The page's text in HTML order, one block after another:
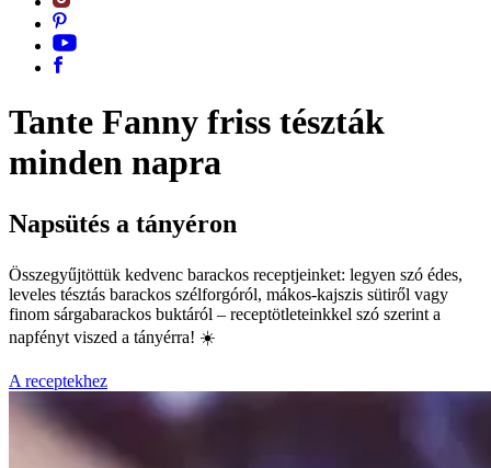
Tante Fanny friss tészták
minden napra
Napsütés a tányéron
Összegyűjtöttük kedvenc barackos receptjeinket: legyen szó édes,
leveles tésztás barackos szélforgóról, mákos-kajszis sütiről vagy
finom sárgabarackos buktáról – receptötleteinkkel szó szerint a
napfényt viszed a tányérra! ☀️
A receptekhez